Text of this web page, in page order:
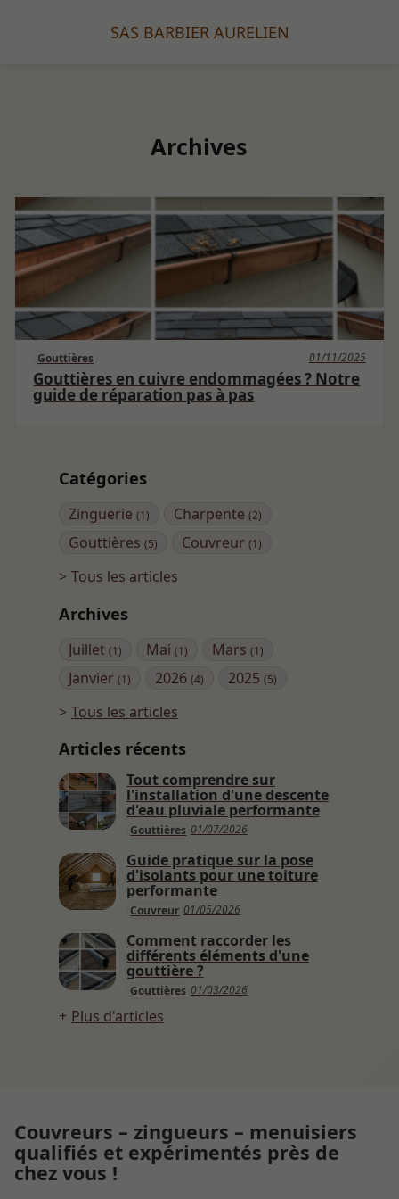
SAS BARBIER AURELIEN
Catégories
Zinguerie (1) Charpente(2)
Gouttières (5) Couvreur(1)
Tous les articles
Archives
Juillet (1) Mai(1) Mars(1)
Janvier (1) 2026(4) 2025(5)
Tous les articles
Articles récents
Gouttières 01/07/2026
Tout comprendre sur
l'installation d'une descente
d'eau pluviale performante
Couvreur 01/05/2026
Guide pratique sur la pose
d'isolants pour une toiture
performante
Gouttières 01/03/2026
Comment raccorder les
différents éléments d'une
gouttière ?
Plus d'articles
Archives
Gouttières 01/11/2025
Gouttières en cuivre endommagées ? Notre
guide de réparation pas à pas
Couvreurs – zingueurs – menuisiers
qualifiés et expérimentés près de
chez vous !